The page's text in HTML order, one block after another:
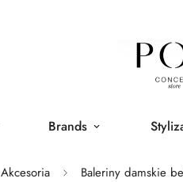
Brands
Akcesoria Baleriny damskie